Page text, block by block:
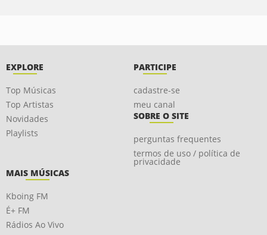
EXPLORE
Top Músicas
Top Artistas
Novidades
Playlists
PARTICIPE
cadastre-se
meu canal
SOBRE O SITE
perguntas frequentes
termos de uso / política de
privacidade
MAIS MÚSICAS
Kboing FM
É+ FM
Rádios Ao Vivo